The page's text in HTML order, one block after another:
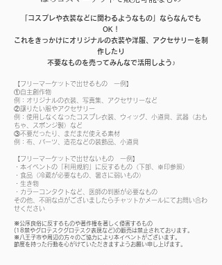
「コスプレや衣装などに関わるようなもの」ならなんでも
OK！
これをきっかけにオリジナルの衣装や洋服、アクセサリーを制
作したり
不要なものを売ってみんなで活用しよう♪
【フリーマーケットで出せるもの 一例】
①自主創作物
例：オリジナルの衣装、写真集、アクセサリーなど
②譲りたい服やアクセサリー
例：使用しなくなったコスプレ衣装、ウィッグ、小道具、武器（おも
ちゃ、スポンジ製）など
③不要だったり、まだまだ使える素材
例：布、パーツ、造花などの装飾品、小道具
【フリーマーケットで出せないもの 一例】
・本イベントの「利用規約」に反するもの（下部、※印参照）
・食品（冷蔵が必要なもの、暑さに弱いもの）
・生き物
・カラーコンタクトなど、医師の判断が必要なもの
その他、不明な点がございましたらチャットかメールにてお問い合わ
せください
※公序良俗に反するものや著作権を著しく侵害するもの
(18禁やグロテスクグロテスク表現など)の販売は禁止されております。
※八王子市や周辺の方々のご協力により本イベントがございます。
節度を持った行動を心がけていただきますようお願い申し上げます。